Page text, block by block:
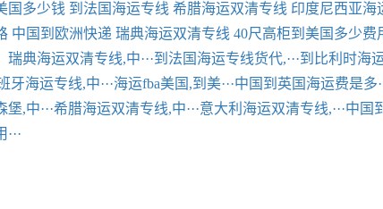
国多少钱 到法国海运专线 希腊海运双清专线 印度尼西亚海
中国到欧洲快递 瑞典海运双清专线 40尺高柜到美国多少费
瑞典海运双清专线,中···到法国海运专线货代,···到比利时海
牙海运专线,中···海运fba美国,到美···中国到英国海运费是多
,中···希腊海运双清专线,中···意大利海运双清专线,···中国